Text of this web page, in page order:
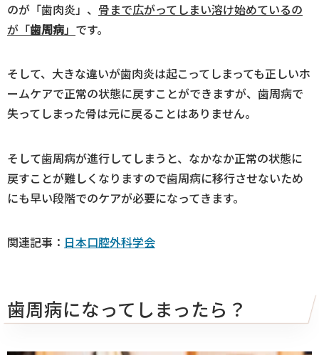
のが「歯肉炎」、 骨まで広がってしまい溶け始めているの
が「歯周病」 です。
そして、大きな違いが歯肉炎は起こってしまっても正しいホ
ームケアで正常の状態に戻すことができますが、歯周病で
失ってしまった骨は元に戻ることはありません。
そして歯周病が進行してしまうと、なかなか正常の状態に
戻すことが難しくなりますので歯周病に移行させないため
にも早い段階でのケアが必要になってきます。
関連記事： 日本口腔外科学会
歯周病になってしまったら？